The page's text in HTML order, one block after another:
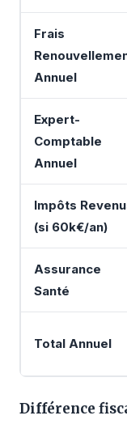
Frais
Annuel
Expert-
Comptable
Annuel
Impôts
(si 60k€/an)
Assurance
Santé
Total Annuel
Différence